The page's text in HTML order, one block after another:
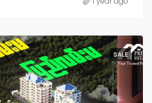
SALE